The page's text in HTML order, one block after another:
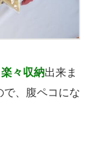
楽々収納出来ま
、腹ペコにな